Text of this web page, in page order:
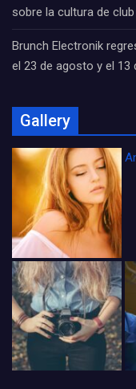
sobre la cultura de club
Brunch Electronik
el 23 de agosto y el 13
Gallery